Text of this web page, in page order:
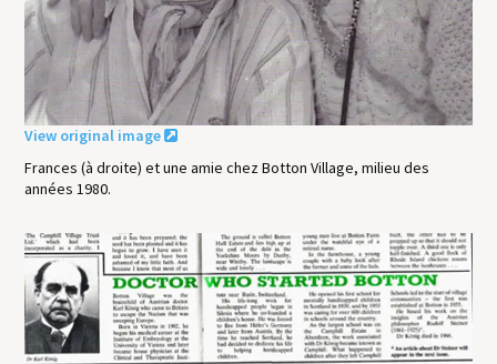
View original image
Frances (à droite) et une amie chez Botton Village, milieu des
années 1980.